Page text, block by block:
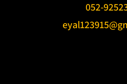
052-